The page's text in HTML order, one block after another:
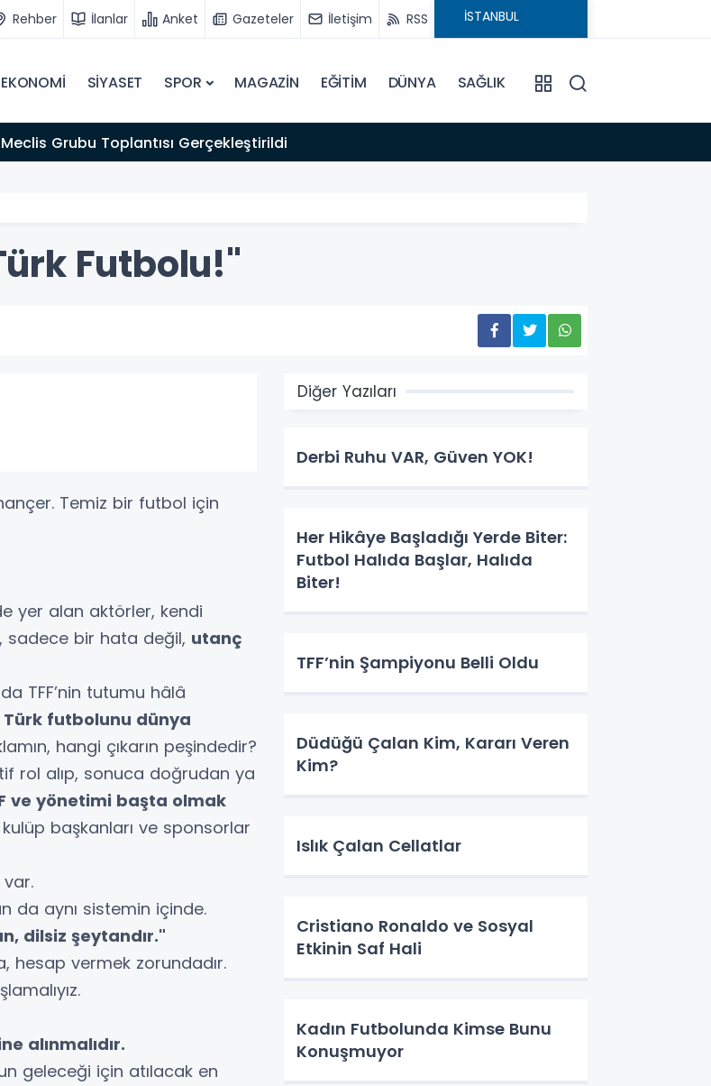
Rehber İlanlar Anket Gazeteler İletişim RSS
EKONOMİ SİYASET SPOR MAGAZİN EĞİTİM DÜNYA SAĞLIK
Grubu Toplantısı Gerçekleştirildi
Futbolu!"
Temiz bir futbol için
yer alan aktörler, kendi
sadece bir hata değil, utanç
TFF’nin tutumu hâlâ
Türk futbolunu dünya
hangi çıkarın peşindedir?
rol alıp, sonuca doğrudan ya
ve yönetimi başta olmak
başkanları ve sponsorlar
var.
da aynı sistemin içinde.
dilsiz şeytandır."
hesap vermek zorundadır.
alınmalıdır.
geleceği için atılacak en
Diğer Yazıları
Derbi Ruhu VAR, Güven YOK!
Her Hikâye Başladığı Yerde Biter:
Futbol Halıda Başlar, Halıda
Biter!
TFF’nin Şampiyonu Belli Oldu
Düdüğü Çalan Kim, Kararı Veren
Kim?
Islık Çalan Cellatlar
Cristiano Ronaldo ve Sosyal
Etkinin Saf Hali
Kadın Futbolunda Kimse Bunu
Konuşmuyor